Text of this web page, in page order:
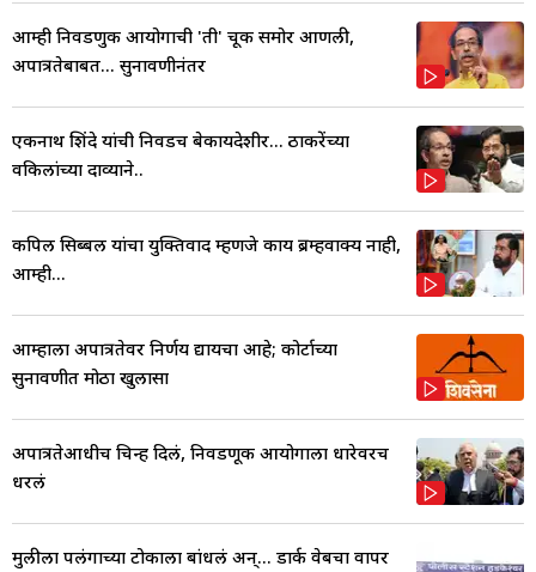
आम्ही निवडणुक आयोगाची 'ती' चूक समोर आणली,
अपात्रतेबाबत... सुनावणीनंतर
एकनाथ शिंदे यांची निवडच बेकायदेशीर... ठाकरेंच्या
वकिलांच्या दाव्याने..
कपिल सिब्बल यांचा युक्तिवाद म्हणजे काय ब्रम्हवाक्य नाही,
आम्ही...
आम्हाला अपात्रतेवर निर्णय द्यायचा आहे; कोर्टाच्या
सुनावणीत मोठा खुलासा
अपात्रतेआधीच चिन्ह दिलं, निवडणूक आयोगाला धारेवरच
धरलं
मुलीला पलंगाच्या टोकाला बांधलं अन्... डार्क वेबचा वापर